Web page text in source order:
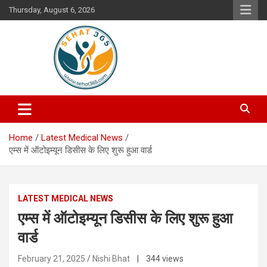
Skip
to
Thursday, August 6, 2026
Sehat365
Your's Complete Health Guide
Home
Latest Medical News
एम्स में ऑटोइम्यून डिसीस के लिए शुरू हुआ वार्ड
LATEST MEDICAL NEWS
एम्स में ऑटोइम्यून डिसीस के लिए शुरू हुआ
वार्ड
February 21, 2025 Nishi Bhat | 344 views